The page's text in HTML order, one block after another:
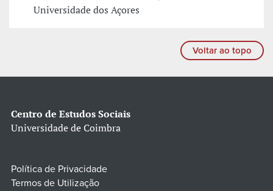
Universidade dos Açores
Voltar ao topo
Centro de Estudos Sociais
Universidade de Coimbra
Política de Privacidade
Termos de Utilização